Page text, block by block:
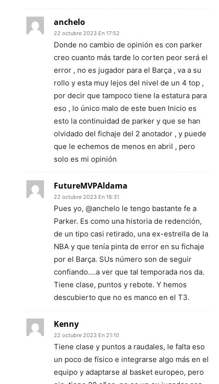
anchelo
22 octubre 2023 En 17:52
Donde no cambio de opinión es con parker
creo cuanto más tarde lo corten peor será el
error , no es jugador para el Barça , va a su
rollo y esta muy lejos del nivel de un 4 top ,
por decir que tampoco tiene la estatura para
eso , lo único malo de este buen Inicio es
esto la continuidad de parker y que se han
olvidado del fichaje del 2 anotador , y puede
que le echemos de menos en abril , pero
solo es mi opinión
FutureMVPAldama
22 octubre 2023 En 18:31
Pues yo, @anchelo le tengo bastante fe a
Parker. Es como una historia de redención,
de un tipo casi retirado, una ex-estrella de la
NBA y que tenía pinta de error en su fichaje
por el Barça. SUs número son de seguir
confiando….a ver que tal temporada nos da.
Tiene clase, puntos y rebote. Y hemos
descubierto que no es manco en el T3.
Kenny
22 octubre 2023 En 21:10
Tiene clase y puntos a raudales, le falta eso
un poco de físico e integrarse algo más en el
equipo y adaptarse al basket europeo, pero